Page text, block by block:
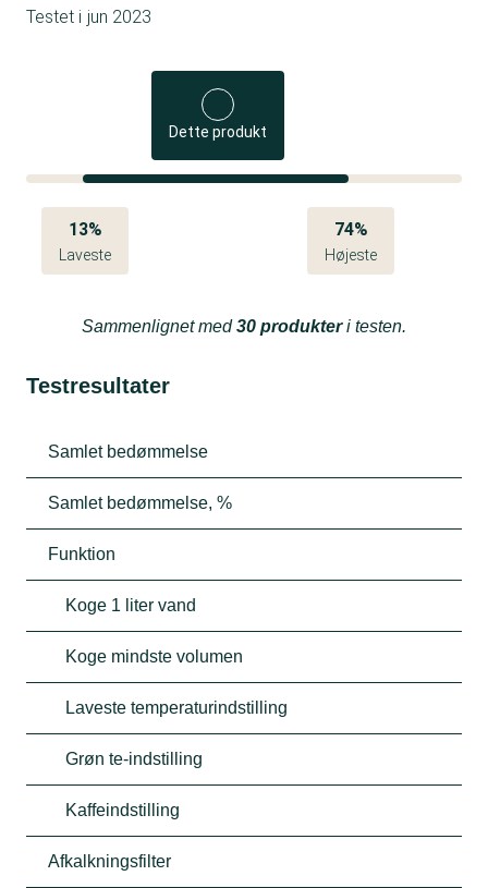
Testet i jun 2023
Dette produkt
13%
Laveste
74%
Højeste
Sammenlignet med30 produkteri testen.
Testresultater
Samlet bedømmelse
Samlet bedømmelse, %
Funktion
Koge 1 liter vand
Koge mindste volumen
Laveste temperaturindstilling
Grøn te-indstilling
Kaffeindstilling
Afkalkningsfilter